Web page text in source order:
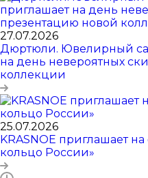
27.07.2026
Дюртюли. Ювелирный
на день невероятных
коллекции
25.07.2026
KRASNOE приглашает
кольцо России»